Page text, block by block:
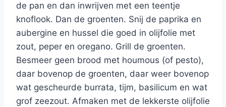
de pan en dan inwrijven met een teentje
knoflook. Dan de groenten. Snij de paprika en
aubergine en hussel die goed in olijfolie met
zout, peper en oregano. Grill de groenten.
Besmeer geen brood met houmous (of pesto),
daar bovenop de groenten, daar weer bovenop
wat gescheurde burrata, tijm, basilicum en wat
grof zeezout. Afmaken met de lekkerste olijfolie